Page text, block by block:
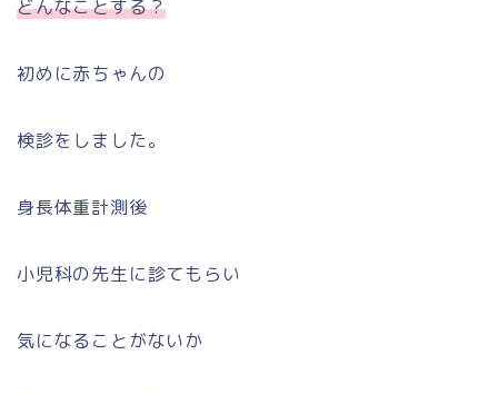
どんなことする？
初めに赤ちゃんの
検診をしました。
身長体重計測後
小児科の先生に診てもらい
気になることがないか